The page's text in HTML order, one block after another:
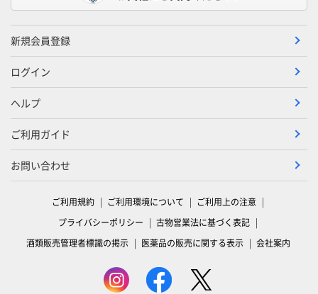
新規会員登録
ログイン
ヘルプ
ご利用ガイド
お問い合わせ
ご利用規約 ご利用環境について
ご利用上の注意
プライバシーポリシー
古物営業法に基づく表記
酒類販売管理者標識の掲示
医薬品の販売に関する表示 会社案内